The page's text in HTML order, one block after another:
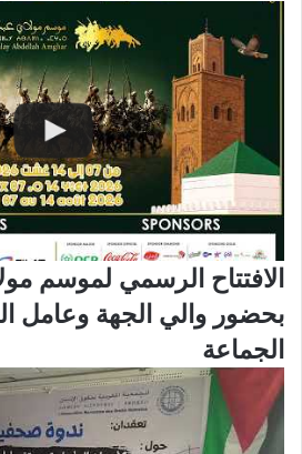
الافتتاح الرسمي لموسم
بحضور والي الجهة وعامل
الجماعة